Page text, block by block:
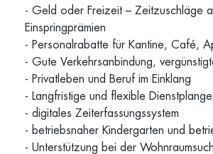
- Geld oder Freizeit – Zeitzuschläge
Einspringprämien
- Personalrabatte für Kantine, Café,
- Gute Verkehrsanbindung,
- Privatleben und Beruf im Einklang
- Langfristige und flexible
- digitales Zeiterfassungssystem
- betriebsnaher Kindergarten und
- Unterstützung bei der